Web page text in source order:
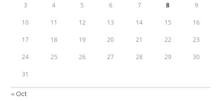
3 4 5 6 7 8 9
10 11 12 13 14 15 16
17 18 19 20 21 22 23
24 25 26 27 28 29 30
31
« Oct